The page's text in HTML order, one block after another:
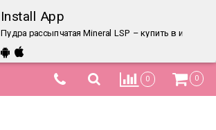
Install App
Пудра рассыпчатая Mineral LSP – купить в
0 0